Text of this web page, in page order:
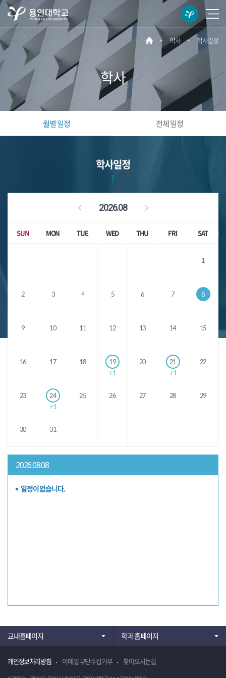
뉴
열
기
용
인
대
학
바
가
메
학사 학사일정
학사
월별 일정 전체 일정
학사일정
이
2026.08
다
SUN MON TUE WED THU FRI SAT
1
2 3 4 5 6 7 8
9 10 11 12 13 14 15
16 17 18
19
1
20
21
1
22
23
24
1
25 26 27 28 29
30 31
2026.08.08
일정이 없습니다.
개인정보처리방침 이메일 무단수집거부 찾아오시는길
교내홈페이지 학과 홈페이지